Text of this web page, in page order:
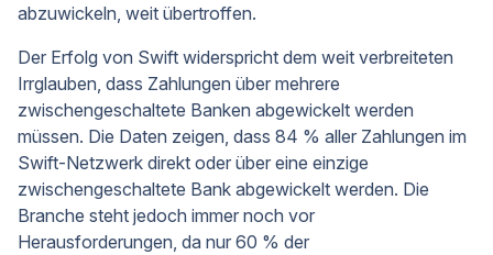
abzuwickeln, weit übertroffen.
Der Erfolg von Swift widerspricht dem weit verbreiteten
Irrglauben, dass Zahlungen über mehrere
zwischengeschaltete Banken abgewickelt werden
müssen. Die Daten zeigen, dass 84 % aller Zahlungen im
Swift-Netzwerk direkt oder über eine einzige
zwischengeschaltete Bank abgewickelt werden. Die
Branche steht jedoch immer noch vor
Herausforderungen, da nur 60 % der